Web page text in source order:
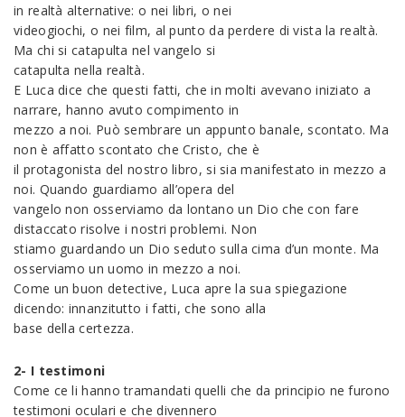
in realtà alternative: o nei libri, o nei
videogiochi, o nei film, al punto da perdere di vista la realtà.
Ma chi si catapulta nel vangelo si
catapulta nella realtà.
E Luca dice che questi fatti, che in molti avevano iniziato a
narrare, hanno avuto compimento in
mezzo a noi. Può sembrare un appunto banale, scontato. Ma
non è affatto scontato che Cristo, che è
il protagonista del nostro libro, si sia manifestato in mezzo a
noi. Quando guardiamo all’opera del
vangelo non osserviamo da lontano un Dio che con fare
distaccato risolve i nostri problemi. Non
stiamo guardando un Dio seduto sulla cima d’un monte. Ma
osserviamo un uomo in mezzo a noi.
Come un buon detective, Luca apre la sua spiegazione
dicendo: innanzitutto i fatti, che sono alla
base della certezza.
2- I testimoni
Come ce li hanno tramandati quelli che da principio ne furono
testimoni oculari e che divennero